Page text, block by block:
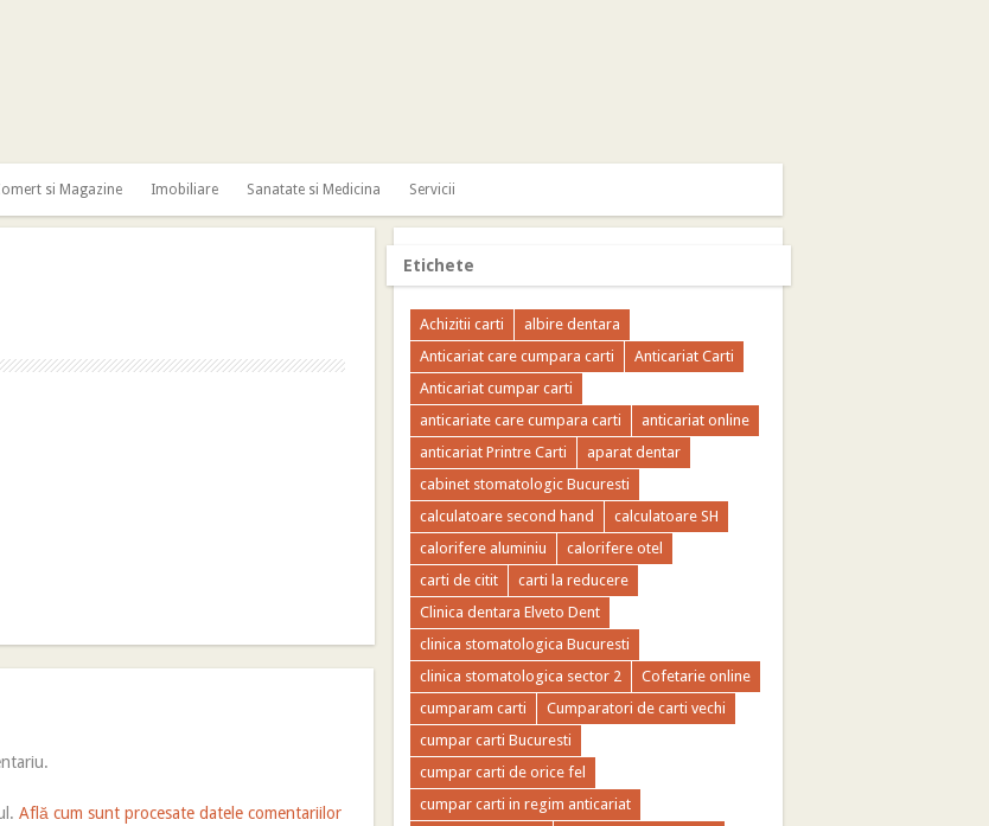
si Magazine Imobiliare Sanatate si Medicina Servicii
Află cum sunt procesate datele comentariilor
Etichete
Achizitii carti
albire dentara
Anticariat care cumpara carti
Anticariat Carti
Anticariat cumpar carti
anticariate care cumpara carti
anticariat online
anticariat Printre Carti
aparat dentar
cabinet stomatologic Bucuresti
calculatoare second hand
calculatoare SH
calorifere aluminiu
calorifere otel
carti de citit
carti la reducere
Clinica dentara Elveto Dent
clinica stomatologica Bucuresti
clinica stomatologica sector 2
Cofetarie online
cumparam carti
Cumparatori de carti vechi
cumpar carti Bucuresti
cumpar carti de orice fel
cumpar carti in regim anticariat